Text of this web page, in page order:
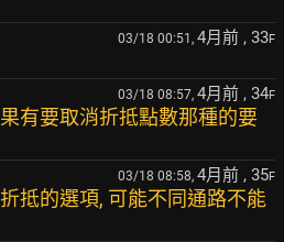
03/18 00:51, 4月前 , 33F
03/18 08:57, 4月前 , 34F
有要取消折抵點數那種的要
03/18 08:58, 4月前 , 35F
抵的選項, 可能不同通路不能